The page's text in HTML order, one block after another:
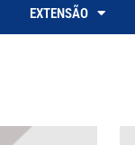
EXTENSÃO